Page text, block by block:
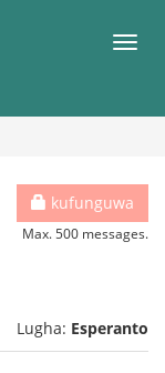
kufunguwa
Max. 500 messages.
Lugha: Esperanto